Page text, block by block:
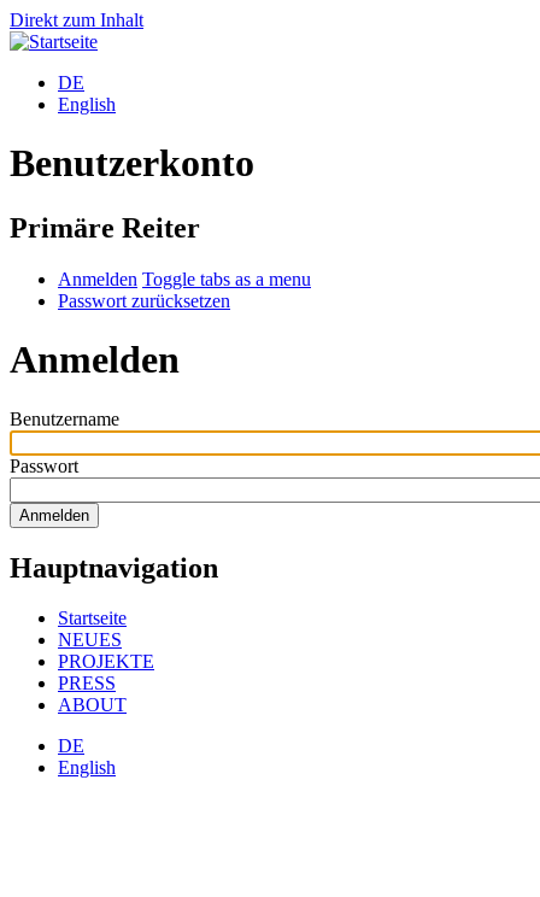
Direkt zum Inhalt
DE
English
Benutzerkonto
Primäre Reiter
Anmelden Toggle tabs as a menu
Passwort zurücksetzen
Anmelden
Benutzername
Passwort
Hauptnavigation
Startseite
NEUES
PROJEKTE
PRESS
ABOUT
DE
English